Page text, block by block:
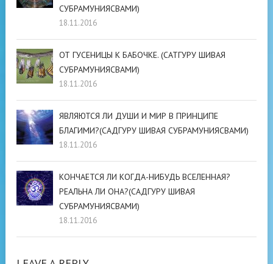
СУБРАМУНИЯСВАМИ)
18.11.2016
ОТ ГУСЕНИЦЫ К БАБОЧКЕ. (САТГУРУ ШИВАЯ
СУБРАМУНИЯСВАМИ)
18.11.2016
ЯВЛЯЮТСЯ ЛИ ДУШИ И МИР В ПРИНЦИПЕ
БЛАГИМИ?(САДГУРУ ШИВАЯ СУБРАМУНИЯСВАМИ)
18.11.2016
КОНЧАЕТСЯ ЛИ КОГДА-НИБУДЬ ВСЕЛЕННАЯ?
РЕАЛЬНА ЛИ ОНА?(САДГУРУ ШИВАЯ
СУБРАМУНИЯСВАМИ)
18.11.2016